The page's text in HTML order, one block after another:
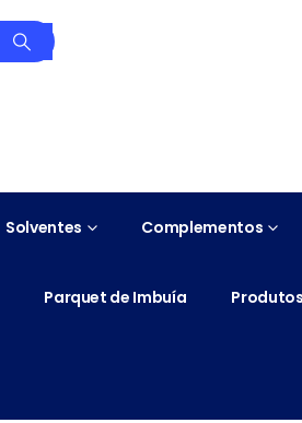
Solventes Complementos
Parquet de Imbuía